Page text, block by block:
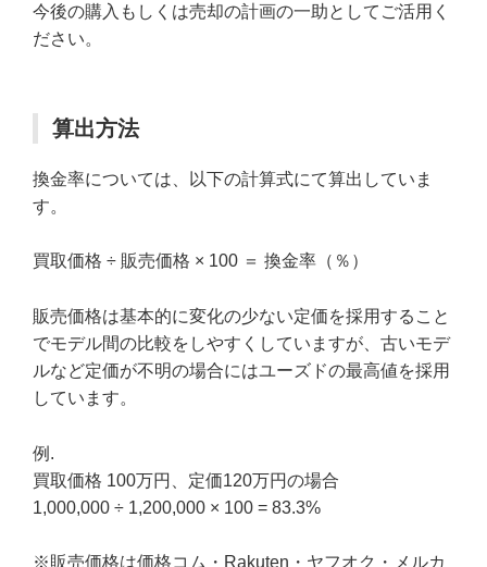
今後の購入もしくは売却の計画の一助としてご活用く
ださい。
算出方法
換金率については、以下の計算式にて算出していま
す。
買取価格 ÷ 販売価格 × 100 ＝ 換金率（％）
販売価格は基本的に変化の少ない定価を採用すること
でモデル間の比較をしやすくしていますが、古いモデ
ルなど定価が不明の場合にはユーズドの最高値を採用
しています。
例.
買取価格 100万円、定価120万円の場合
1,000,000 ÷ 1,200,000 × 100 = 83.3%
※販売価格は価格コム・Rakuten・ヤフオク・メルカ